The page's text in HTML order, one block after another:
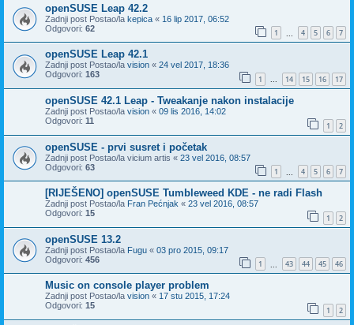
openSUSE Leap 42.2
Zadnji post Postao/la kepica « 16 lip 2017, 06:52
Odgovori: 62 1 4 5 6 7
openSUSE Leap 42.1
Zadnji post Postao/la vision « 24 vel 2017, 18:36
Odgovori: 163 1 ... 14 15 16 17
openSUSE 42.1 Leap - Tweakanje nakon instalacije
Zadnji post Postao/la vision « 09 lis 2016, 14:02
Odgovori: 11 1 2
openSUSE - prvi susret i početak
Zadnji post Postao/la vicium artis « 23 vel 2016, 08:57
Odgovori: 63 1 4 5 6 7
[RIJEŠENO] openSUSE Tumbleweed KDE - ne radi Flash
Zadnji post Postao/la Fran Pećnjak « 23 vel 2016, 08:57
Odgovori: 15 1 2
openSUSE 13.2
Zadnji post Postao/la Fugu « 03 pro 2015, 09:17
Odgovori: 456 1 43 44 45 46
Music on console player problem
Zadnji post Postao/la vision « 17 stu 2015, 17:24
Odgovori: 15 1 2